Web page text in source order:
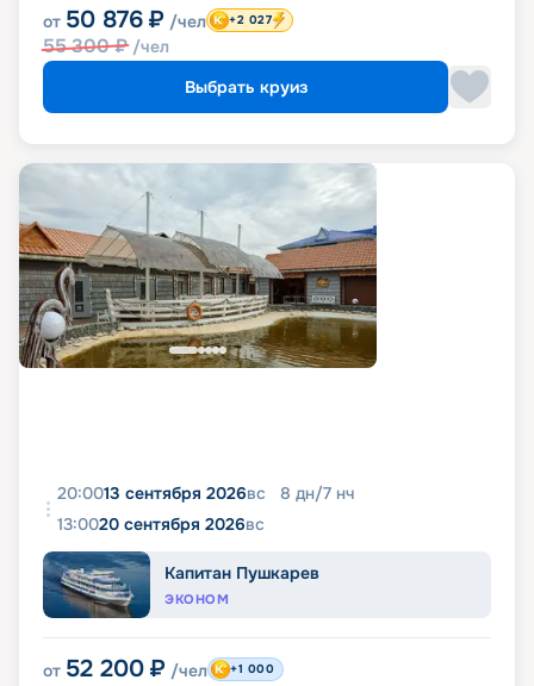
от 50 876 ₽ /чел
55 300₽ /чел
+2 027
Выбрать круиз
20:0013 сентября 2026вс 8 дн/7 нч
13:0020 сентября 2026вс
Капитан Пушкарев
ЭКОНОМ
от 52 200 ₽ /чел +1 000